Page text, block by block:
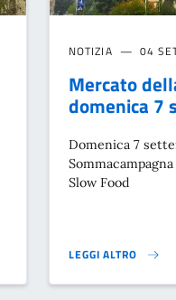
NOTIZIA 04
Mercato
domenica 7
Domenica 7
Slow Food
LEGGI ALTRO
MERCATO DELLA